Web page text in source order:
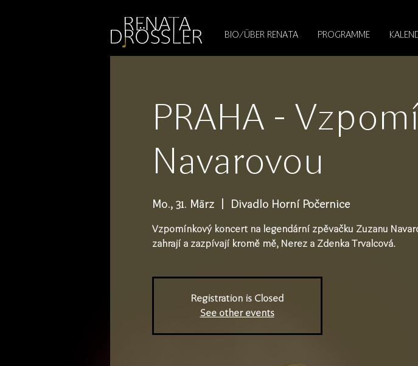
BIO/ÜBER RENATA PROGRAMME
PRAHA -
Navarovou
Mo., 31. März
  |
Divadlo Horní Počernice
Vzpomínkový koncert na legendární zpěvačku Zuzanu
zahrají a zazpívají kromě mě, Nerez a Zdenka Trvalcová.
Registration is Closed
See other events